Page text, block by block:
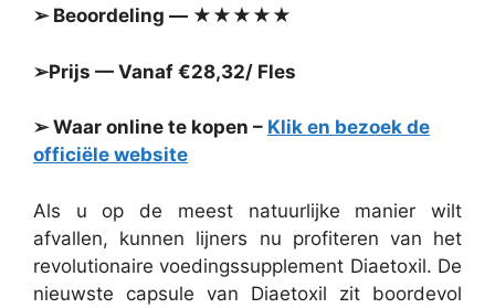
➢ Beoordeling — ★★★★★
➢Prijs — Vanaf €28,32/ Fles
➢ Waar online te kopen – Klik en bezoek de
officiële website
Als u op de meest natuurlijke manier wilt
afvallen, kunnen lijners nu profiteren van het
revolutionaire voedingssupplement Diaetoxil. De
nieuwste capsule van Diaetoxil zit boordevol